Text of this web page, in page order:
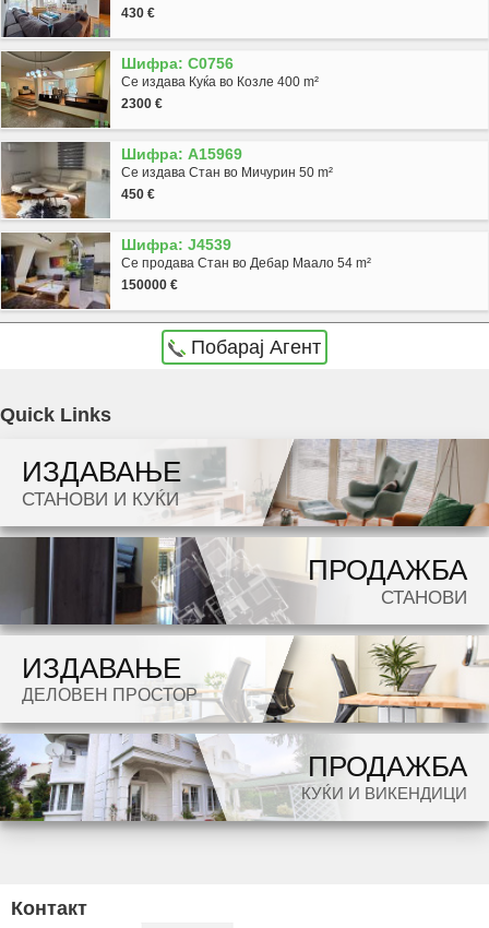
430 €
Шифра: C0756
Се издава Куќа во Козле 400 m²
2300 €
Шифра: A15969
Се издава Стан во Мичурин 50 m²
450 €
Шифра: J4539
Се продава Стан во Дебар Маало 54 m²
150000 €
Побарај Агент
Dokolku barate stan, kuka, deloven prostor ova e vistinskoto mesto da ja zapocnete vasata
Quick Links
ИЗДАВАЊЕ
СТАНОВИ И КУЌИ
ПРОДАЖБА
СТАНОВИ
ИЗДАВАЊЕ
ДЕЛОВЕН ПРОСТОР
ПРОДАЖБА
КУЌИ И ВИКЕНДИЦИ
Контакт